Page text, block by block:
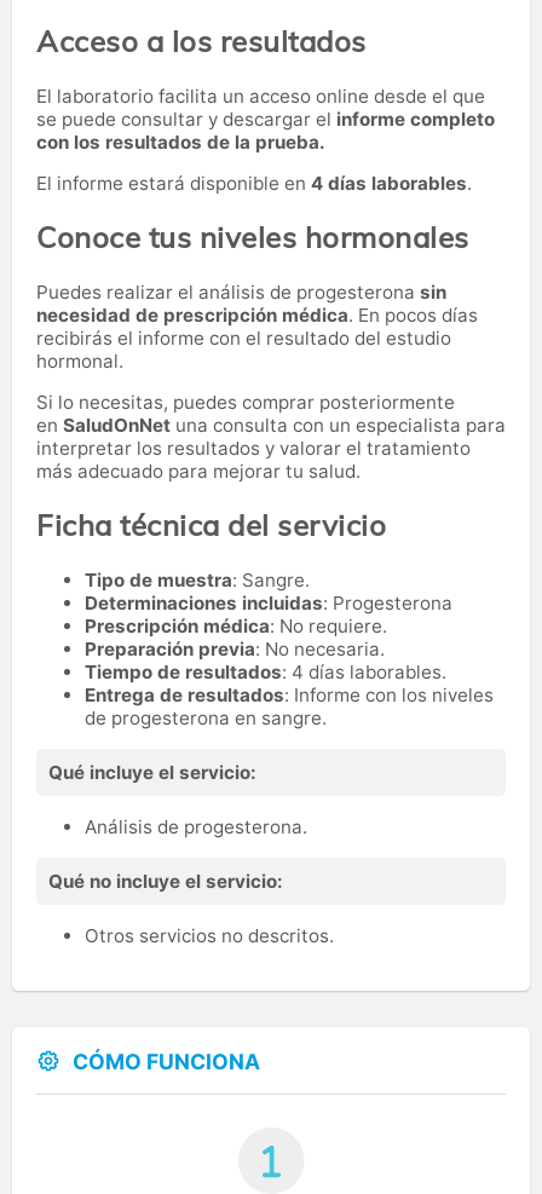
Acceso a los resultados
El laboratorio facilita un acceso online desde el que
se puede consultar y descargar el informe completo
con los resultados de la prueba.
El informe estará disponible en 4 días laborables.
Conoce tus niveles hormonales
Puedes realizar el análisis de progesterona sin
necesidad de prescripción médica. En pocos días
recibirás el informe con el resultado del estudio
hormonal.
Si lo necesitas, puedes comprar posteriormente
en SaludOnNet una consulta con un especialista para
interpretar los resultados y valorar el tratamiento
más adecuado para mejorar tu salud.
Ficha técnica del servicio
Tipo de muestra: Sangre.
Determinaciones incluidas: Progesterona
Prescripción médica: No requiere.
Preparación previa: No necesaria.
Tiempo de resultados: 4 días laborables.
Entrega de resultados: Informe con los niveles
de progesterona en sangre.
Qué incluye el servicio:
Análisis de progesterona.
Qué no incluye el servicio:
Otros servicios no descritos.
CÓMO FUNCIONA